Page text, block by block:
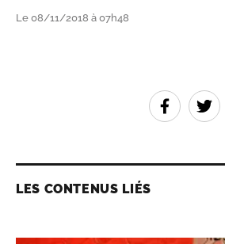
Le 08/11/2018 à 07h48
LES CONTENUS LIÉS